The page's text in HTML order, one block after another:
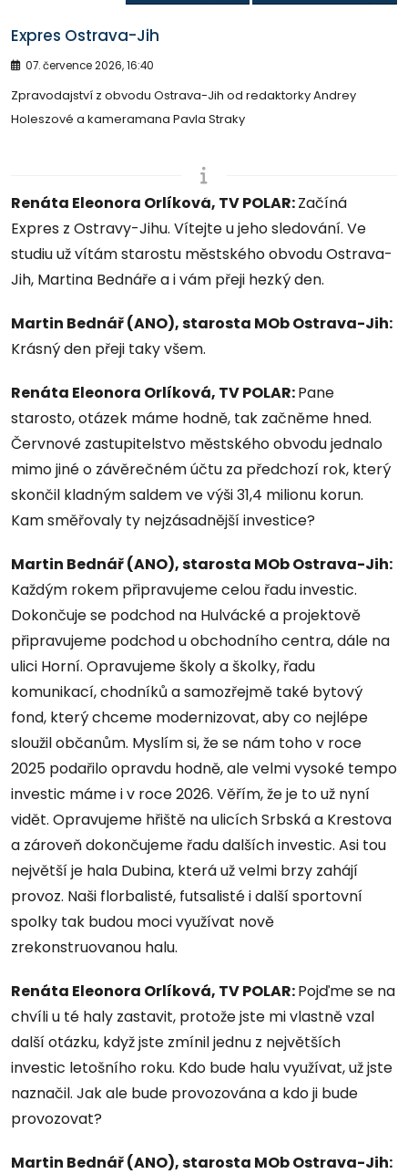
Expres Ostrava-Jih
07. července 2026, 16:40
Zpravodajství z obvodu Ostrava-Jih od redaktorky Andrey
Holeszové a kameramana Pavla Straky
Renáta Eleonora Orlíková, TV POLAR:Začíná
Expres z Ostravy-Jihu. Vítejte u jeho sledování. Ve
studiu už vítám starostu městského obvodu Ostrava-
Jih, Martina Bednáře a i vám přeji hezký den.
Martin Bednář (ANO), starosta MOb Ostrava-Jih:
Krásný den přeji taky všem.
Renáta Eleonora Orlíková, TV POLAR:Pane
starosto, otázek máme hodně, tak začněme hned.
Červnové zastupitelstvo městského obvodu jednalo
mimo jiné o závěrečném účtu za předchozí rok, který
skončil kladným saldem ve výši 31,4 milionu korun.
Kam směřovaly ty nejzásadnější investice?
Martin Bednář (ANO), starosta MOb Ostrava-Jih:
Každým rokem připravujeme celou řadu investic.
Dokončuje se podchod na Hulvácké a projektově
připravujeme podchod u obchodního centra, dále na
ulici Horní. Opravujeme školy a školky, řadu
komunikací, chodníků a samozřejmě také bytový
fond, který chceme modernizovat, aby co nejlépe
sloužil občanům. Myslím si, že se nám toho v roce
2025 podařilo opravdu hodně, ale velmi vysoké tempo
investic máme i v roce 2026. Věřím, že je to už nyní
vidět. Opravujeme hřiště na ulicích Srbská a Krestova
a zároveň dokončujeme řadu dalších investic. Asi tou
největší je hala Dubina, která už velmi brzy zahájí
provoz. Naši florbalisté, futsalisté i další sportovní
spolky tak budou moci využívat nově
zrekonstruovanou halu.
Renáta Eleonora Orlíková, TV POLAR:Pojďme se na
chvíli u té haly zastavit, protože jste mi vlastně vzal
další otázku, když jste zmínil jednu z největších
investic letošního roku. Kdo bude halu využívat, už jste
naznačil. Jak ale bude provozována a kdo ji bude
provozovat?
Martin Bednář (ANO), starosta MOb Ostrava-Jih: